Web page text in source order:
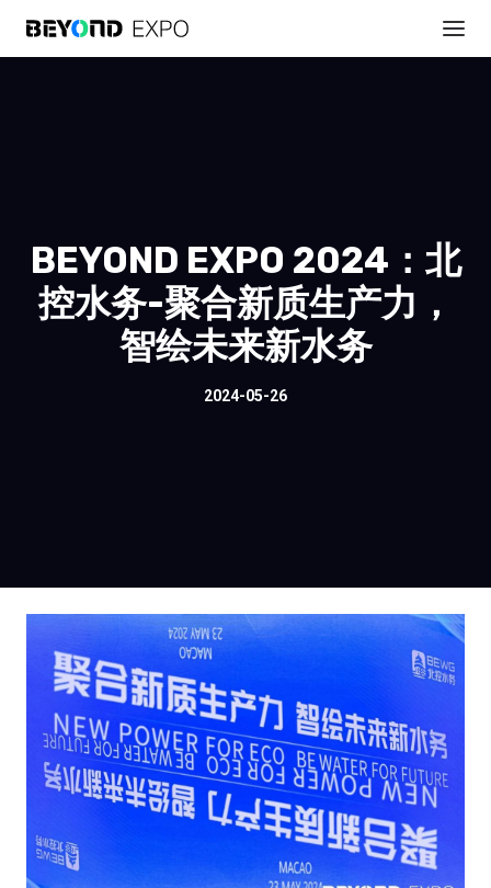
BEYOND EXPO 2024：北
控水务-聚合新质生产力，
智绘未来新水务
2024-05-26